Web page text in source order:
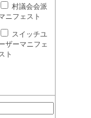
村議会会派
ニフェスト
スイッチユ
ザーマニフェ
ト